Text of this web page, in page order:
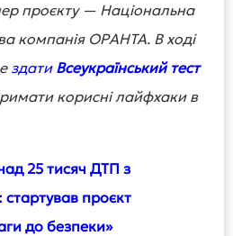
проєкту — Національна
компанія ОРАНТА. В ході
здати Всеукраїнський тест
корисні лайфхаки в
25 тисяч ДТП з
стартував проєкт
до безпеки»